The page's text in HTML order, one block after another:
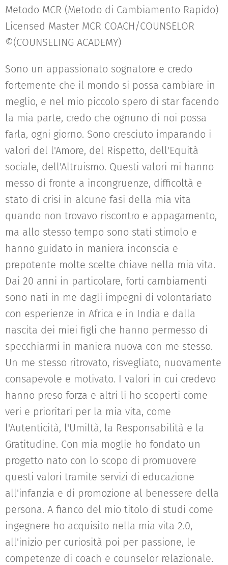
Metodo MCR (Metodo di Cambiamento Rapido)
Licensed Master MCR COACH/COUNSELOR
©(COUNSELING ACADEMY)
Sono un appassionato sognatore e credo
fortemente che il mondo si possa cambiare in
meglio, e nel mio piccolo spero di star facendo
la mia parte, credo che ognuno di noi possa
farla, ogni giorno. Sono cresciuto imparando i
valori del l'Amore, del Rispetto, dell'Equità
sociale, dell'Altruismo. Questi valori mi hanno
messo di fronte a incongruenze, difficoltà e
stato di crisi in alcune fasi della mia vita
quando non trovavo riscontro e appagamento,
ma allo stesso tempo sono stati stimolo e
hanno guidato in maniera inconscia e
prepotente molte scelte chiave nella mia vita.
Dai 20 anni in particolare, forti cambiamenti
sono nati in me dagli impegni di volontariato
con esperienze in Africa e in India e dalla
nascita dei miei figli che hanno permesso di
specchiarmi in maniera nuova con me stesso.
Un me stesso ritrovato, risvegliato, nuovamente
consapevole e motivato. I valori in cui credevo
hanno preso forza e altri li ho scoperti come
veri e prioritari per la mia vita, come
l'Autenticità, l'Umiltà, la Responsabilità e la
Gratitudine. Con mia moglie ho fondato un
progetto nato con lo scopo di promuovere
questi valori tramite servizi di educazione
all'infanzia e di promozione al benessere della
persona. A fianco del mio titolo di studi come
ingegnere ho acquisito nella mia vita 2.0,
all'inizio per curiosità poi per passione, le
competenze di coach e counselor relazionale.